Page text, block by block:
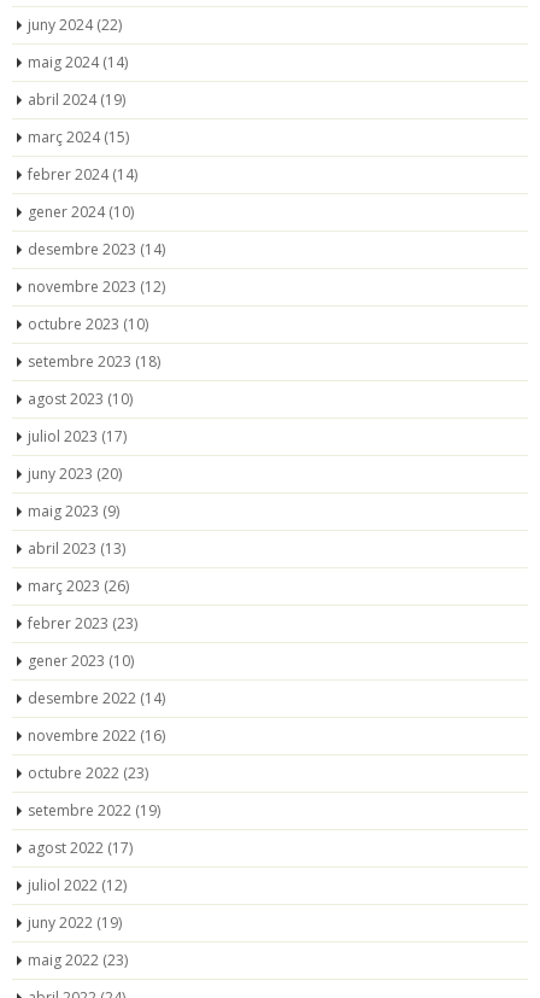
juny 2024(22)
maig 2024(14)
abril 2024(19)
març 2024(15)
febrer 2024(14)
gener 2024(10)
desembre 2023 (14)
novembre 2023 (12)
octubre 2023 (10)
setembre 2023 (18)
agost 2023 (10)
juliol 2023 (17)
juny 2023 (20)
maig 2023 (9)
abril 2023 (13)
març 2023 (26)
febrer 2023 (23)
gener 2023 (10)
desembre 2022 (14)
novembre 2022 (16)
octubre 2022 (23)
setembre 2022 (19)
agost 2022 (17)
juliol 2022 (12)
juny 2022 (19)
maig 2022 (23)